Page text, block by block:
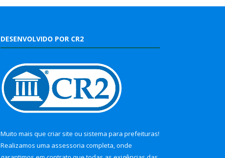
DESENVOLVIDO POR CR2
Muito mais que criar site ou sistema para prefeituras!
Realizamos uma assessoria completa, onde